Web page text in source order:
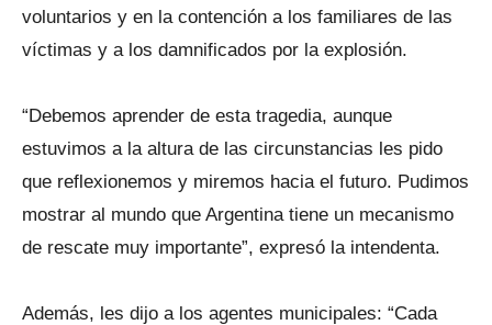
voluntarios y en la contención a los familiares de las
víctimas y a los damnificados por la explosión.
“Debemos aprender de esta tragedia, aunque
estuvimos a la altura de las circunstancias les pido
que reflexionemos y miremos hacia el futuro. Pudimos
mostrar al mundo que Argentina tiene un mecanismo
de rescate muy importante”, expresó la intendenta.
Además, les dijo a los agentes municipales: “Cada